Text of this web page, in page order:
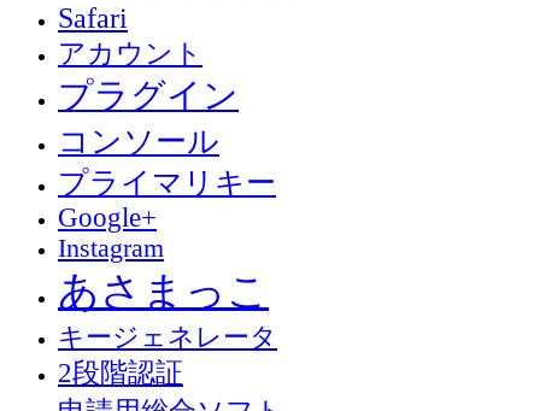
Safari
アカウント
プラグイン
コンソール
プライマリキー
Google+
Instagram
あさまっこ
キージェネレータ
2段階認証